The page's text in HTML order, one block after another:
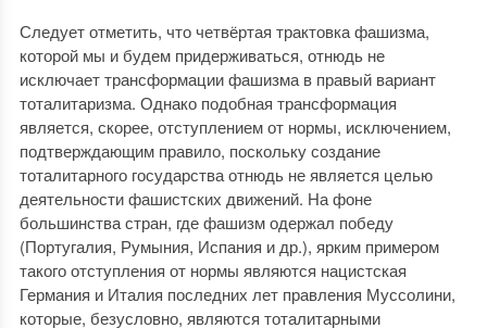
Следует отметить, что четвёртая трактовка фашизма,
которой мы и будем придерживаться, отнюдь не
исключает трансформации фашизма в правый вариант
тоталитаризма. Однако подобная трансформация
является, скорее, отступлением от нормы, исключением,
подтверждающим правило, поскольку создание
тоталитарного государства отнюдь не является целью
деятельности фашистских движений. На фоне
большинства стран, где фашизм одержал победу
(Португалия, Румыния, Испания и др.), ярким примером
такого отступления от нормы являются нацистская
Германия и Италия последних лет правления Муссолини,
которые, безусловно, являются тоталитарными